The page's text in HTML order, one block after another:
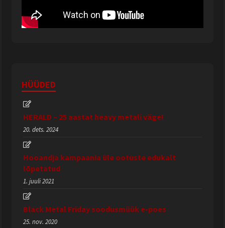
HÜÜDED
HERALD – 25 aastat heavy metali väge!
20. dets. 2024
Hooandja kampaania üle ootuste edukalt
lõpetatud
1. juuli 2021
Black Metal Friday soodusmüük e-poes
25. nov. 2020